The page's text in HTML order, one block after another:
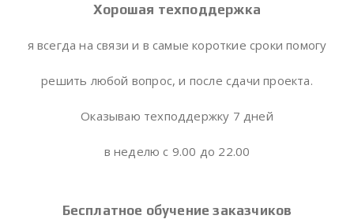
Хорошая техподдержка
я всегда на связи и в самые короткие сроки помогу
решить любой вопрос, и после сдачи проекта.
Оказываю техподдержку 7 дней
в неделю с 9.00 до 22.00
Бесплатное обучение заказчиков